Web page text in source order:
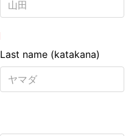
Last name (katakana)